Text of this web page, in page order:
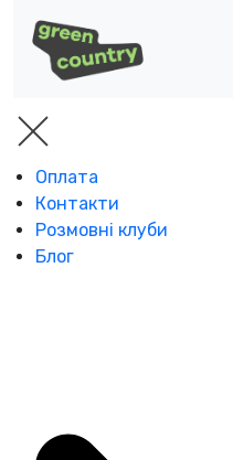
Оплата
Контакти
Розмовні клуби
Блог